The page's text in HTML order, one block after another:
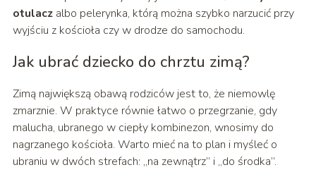
otulaczalbo pelerynka, którą można szybko narzucić przy
wyjściu z kościoła czy w drodze do samochodu.
Jak ubrać dziecko do chrztu zimą?
Zimą największą obawą rodziców jest to, że niemowlę
zmarznie. W praktyce równie łatwo o przegrzanie, gdy
malucha, ubranego w ciepły kombinezon, wnosimy do
nagrzanego kościoła. Warto mieć na to plan i myśleć o
ubraniu w dwóch strefach: „na zewnątrz” i „do środka”.